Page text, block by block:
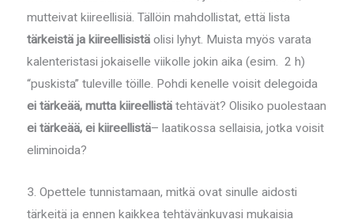
mutteivat kiireellisiä. Tällöin mahdollistat, että lista
tärkeistä ja kiireellisistäolisi lyhyt. Muista myös varata
kalenteristasi jokaiselle viikolle jokin aika (esim. 2 h)
“puskista” tuleville töille. Pohdi kenelle voisit delegoida
ei tärkeää, mutta kiireellistätehtävät? Olisiko puolestaan
ei tärkeää, ei kiireellistä– laatikossa sellaisia, jotka voisit
eliminoida?
3. Opettele tunnistamaan, mitkä ovat sinulle aidosti
tärkeitä ja ennen kaikkea tehtävänkuvasi mukaisia